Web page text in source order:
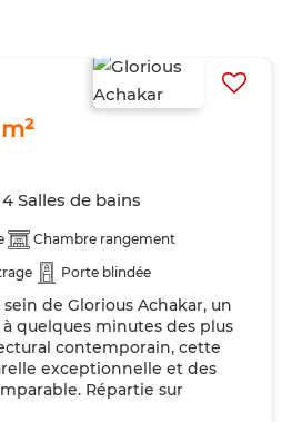
4 Salles de bains
Chambre rangement
Porte blindée
de Glorious Achakar, un
quelques minutes des plus
contemporain, cette
exceptionnelle et des
Répartie sur